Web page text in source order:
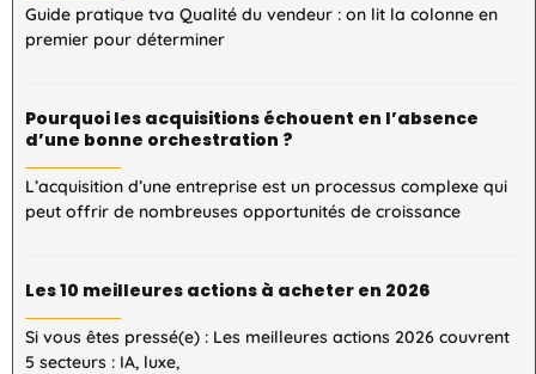
Guide pratique tva Qualité du vendeur : on lit la colonne en
premier pour déterminer
Pourquoi les acquisitions échouent en l’absence
d’une bonne orchestration ?
L’acquisition d’une entreprise est un processus complexe qui
peut offrir de nombreuses opportunités de croissance
Les 10 meilleures actions à acheter en 2026
Si vous êtes pressé(e) : Les meilleures actions 2026 couvrent
5 secteurs : IA, luxe,